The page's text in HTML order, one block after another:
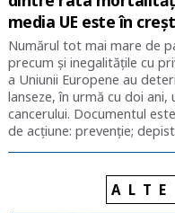
media UE este în
Numărul tot mai mare de
precum și inegalitățile cu
a Uniunii Europene au
lanseze, în urmă cu doi
cancerului. Documentul
de acțiune: prevenție;
ALTE